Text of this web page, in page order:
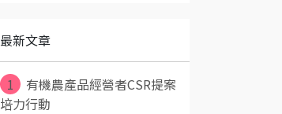
最新文章
1
有機農產品經營者CSR提案
培力行動